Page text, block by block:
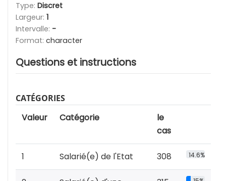
Type: Discret
Largeur: 1
Intervalle: -
Format: character
Questions et instructions
CATÉGORIES
Valeur Catégorie
le
cas
1 Salarié(e) de l'Etat 308 14.6%